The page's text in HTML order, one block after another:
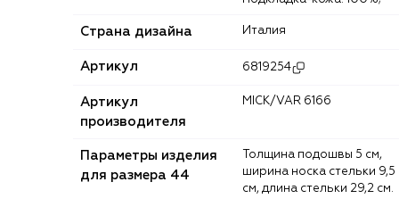
Страна дизайна Италия
Артикул 6819254
Артикул
производителя
MICK/VAR 6166
Параметры изделия
для размера 44
ширина носка стельки 9,5
см, длина стельки 29,2 см.